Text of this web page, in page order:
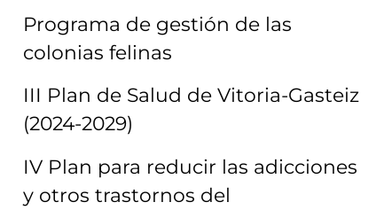
Programa de gestión de las
colonias felinas
III Plan de Salud de Vitoria-Gasteiz
(2024-2029)
IV Plan para reducir las adicciones
y otros trastornos del